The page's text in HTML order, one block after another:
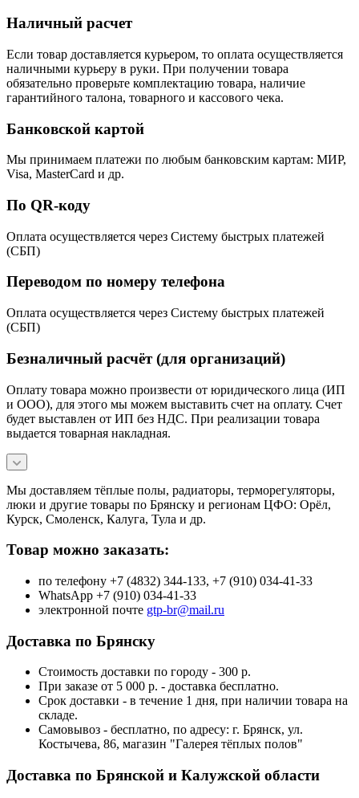
Наличный расчет
Если товар доставляется курьером, то оплата осуществляется
наличными курьеру в руки. При получении товара
обязательно проверьте комплектацию товара, наличие
гарантийного талона, товарного и кассового чека.
Банковской картой
Мы принимаем платежи по любым банковским картам: МИР,
Visa, MasterCard и др.
По QR-коду
Оплата осуществляется через Систему быстрых платежей
(СБП)
Переводом по номеру телефона
Оплата осуществляется через Систему быстрых платежей
(СБП)
Безналичный расчёт (для организаций)
Оплату товара можно произвести от юридического лица (ИП
и ООО), для этого мы можем выставить счет на оплату. Счет
будет выставлен от ИП без НДС. При реализации товара
выдается товарная накладная.
Мы доставляем тёплые полы, радиаторы, терморегуляторы,
люки и другие товары по Брянску и регионам ЦФО: Орёл,
Курск, Смоленск, Калуга, Тула и др.
Товар можно заказать:
по телефону +7 (4832) 344-133, +7 (910) 034-41-33
WhatsApp +7 (910) 034-41-33
электронной почте gtp-br@mail.ru
Доставка по Брянску
Стоимость доставки по городу - 300 р.
При заказе от 5 000 р. - доставка бесплатно.
Срок доставки - в течение 1 дня, при наличии товара на
складе.
Самовывоз - бесплатно, по адресу: г. Брянск, ул.
Костычева, 86, магазин "Галерея тёплых полов"
Доставка по Брянской и Калужской области